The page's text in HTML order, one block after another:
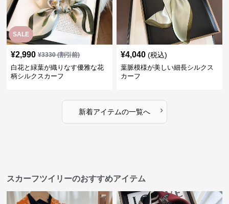
SALE
¥2,990 ¥3330(割引前)
白花と緑葉が織りなす優雅な花
柄シルクスカーフ
¥4,040 (税込)
葉脈模様が美しい細長シルクス
カーフ
新着アイテムの一覧へ ›
スカーフツイリーのおすすめアイテム